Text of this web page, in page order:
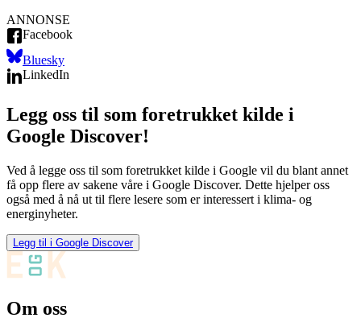
ANNONSE
Facebook
Bluesky
LinkedIn
Legg oss til som foretrukket kilde i
Google Discover!
Ved å legge oss til som foretrukket kilde i Google vil du blant annet
få opp flere av sakene våre i Google Discover. Dette hjelper oss
også med å nå ut til flere lesere som er interessert i klima- og
energinyheter.
Legg til i Google Discover
Om oss